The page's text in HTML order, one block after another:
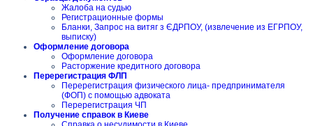
Жалоба на судью
Регистрационные формы
Бланки, Запрос на витяг з ЄДРПОУ, (извлечение из ЕГРПОУ,
выписку)
Оформление договора
Оформление договора
Расторжение кредитного договора
Перерегистрация ФЛП
Перерегистрация физического лица- предпринимателя
(ФОП) с помощью адвоката
Перерегистрация ЧП
Получение справок в Киеве